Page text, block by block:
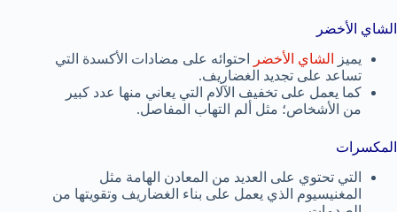
الشاي الأخضر
يميز
الشاي الأخضر
احتوائه على مضادات الأكسدة التي
تساعد على تجديد الغضاريف.
كما يعمل على تخفيف الآلام التي يعاني منها عدد كبير
من الأشخاص؛ مثل ألم التهاب المفاصل.
المكسرات
التي تحتوي على العديد من المعادن الهامة مثل
المغنيسيوم الذي يعمل على بناء الغضاريف وتقويتها من